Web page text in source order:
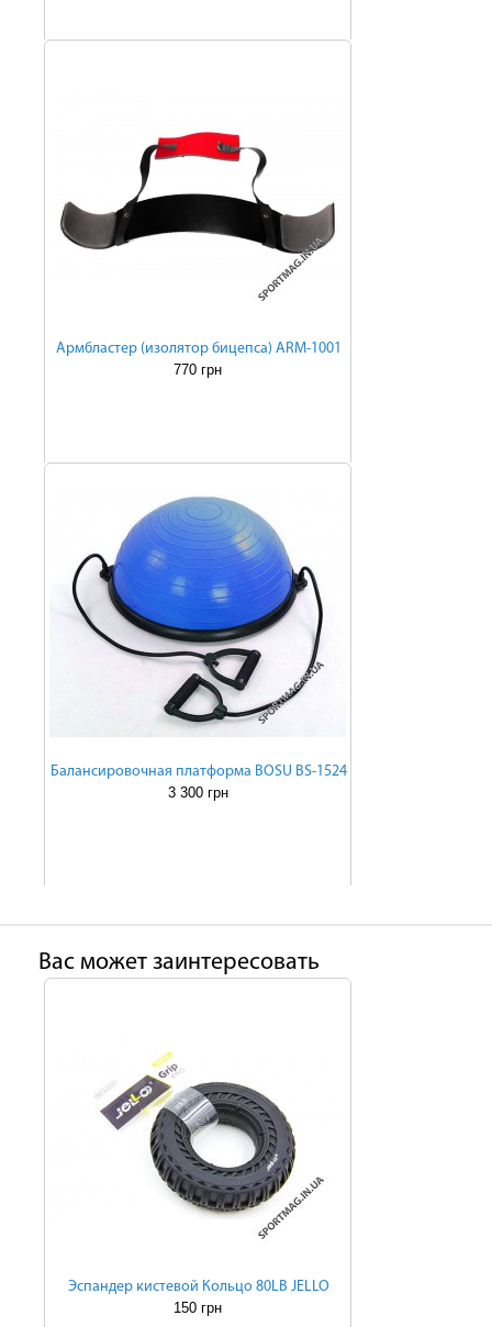
Армбластер (изолятор бицепса) ARM-1001
770 грн
Балансировочная платформа BOSU BS-1524
3 300 грн
Ваc может заинтересовать
Эспандер кистевой Кольцо 80LB JELLO
150 грн